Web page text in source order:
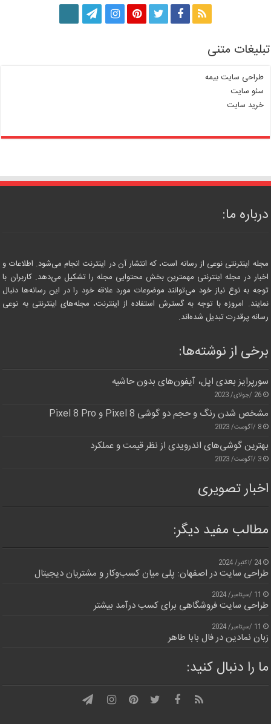
تبلیغات متنی
طراحی سایت بیمه
سئو سایت
خرید سایت
درباره ما:
مجله اینترنتی نوعی از رسانه است، که انتشار آن در اینترنت انجام می‌شود. اطلاعات و
اخبار در مجله اینترنتی مهمترین بخش محتوایی مجله را تشکیل می‌دهد. کاربران با
توجه به نوع نیاز خود می‌توانند موضوعات مورد علاقه خود را در این رسانه‌ها دنبال
نمایند. امروزه با توجه به گسترش استفاده از اینترنت، مجله‌های اینترنتی به نوعی
رسانه پرقدرت تبدیل شده‌اند.
برخی از نوشته‌ها:
سورپرایز بعدی اپل، آیفون‌های بدون حاشیه
26 /جولای/ 2023
مشخص شدن رنگ و حجم دو گوشی Pixel 8 و Pixel 8 Pro
8 /آگوست/ 2023
بهترین گوشی‌های اندرویدی از نظر قیمت و عملکرد
3 /آگوست/ 2023
اخبار تصویری
مطالب مفید دیگر:
24 /اکتبر/ 2024
طراحی سایت در اصفهان: پلی میان کسب‌وکار و مشتریان دیجیتال
11 /سپتامبر/ 2024
طراحی سایت فروشگاهی برای کسب درآمد بیشتر
11 /سپتامبر/ 2024
زبان نمادین در فال بابا طاهر
ما را دنبال کنید: